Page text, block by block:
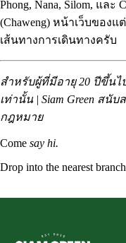
Phong, Nana, Silom, และ
(Chaweng) หน้าเว็บของแ
เส้นทางการเดินทางครับ
สำหรับผู้ที่มีอายุ 20 ปีขึ้นไ
เท่านั้น | Siam Green ส
กฎหมาย
Come say hi.
Drop into the nearest